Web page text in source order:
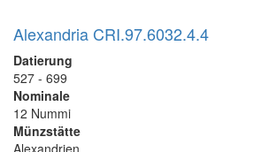
Alexandria CRI.97.6032.4.4
Datierung
527 - 699
Nominale
12 Nummi
Münzstätte
Alexandrien